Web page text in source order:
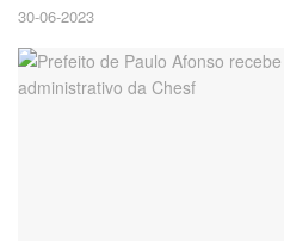
30-06-2023